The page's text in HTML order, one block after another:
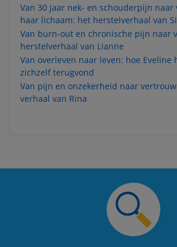
Van 30 jaar nek- en schouderpijn
haar lichaam: het herstelverhaal van
Van burn-out en chronische pijn naar
herstelverhaal van Lianne
Van overleven naar leven: hoe Eveline
zichzelf terugvond
Van pijn en onzekerheid naar
verhaal van Rina